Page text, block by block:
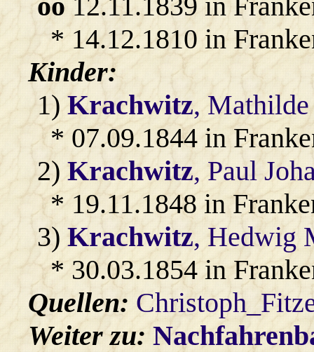
* 14.12.1810 in
Kinder:
1)Krachwitz, Mathilde
* 07.09.1844 in
2)Krachwitz, Paul
* 19.11.1848 in
3)Krachwitz, Hedwig
* 30.03.1854 in
Quellen:
Weiter zu: